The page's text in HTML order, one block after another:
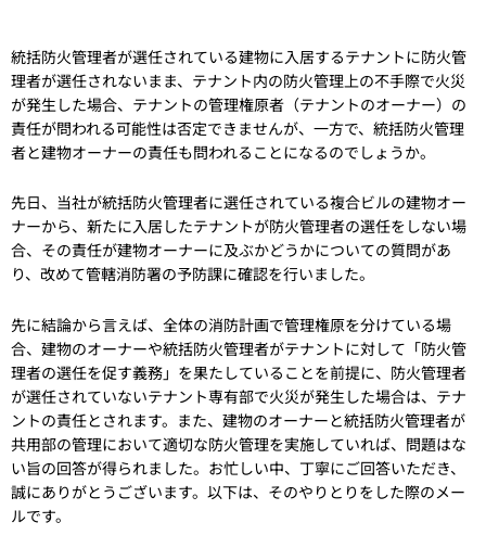
統括防火管理者が選任されている建物に入居するテナントに防火管
理者が選任されないまま、テナント内の防火管理上の不手際で火災
が発生した場合、テナントの管理権原者（テナントのオーナー）の
責任が問われる可能性は否定できませんが、一方で、統括防火管理
者と建物オーナーの責任も問われることになるのでしょうか。
先日、当社が統括防火管理者に選任されている複合ビルの建物オー
ナーから、新たに入居したテナントが防火管理者の選任をしない場
合、その責任が建物オーナーに及ぶかどうかについての質問があ
り、改めて管轄消防署の予防課に確認を行いました。
先に結論から言えば、全体の消防計画で管理権原を分けている場
合、建物のオーナーや統括防火管理者がテナントに対して「防火管
理者の選任を促す義務」を果たしていることを前提に、防火管理者
が選任されていないテナント専有部で火災が発生した場合は、テナ
ントの責任とされます。また、建物のオーナーと統括防火管理者が
共用部の管理において適切な防火管理を実施していれば、問題はな
い旨の回答が得られました。お忙しい中、丁寧にご回答いただき、
誠にありがとうございます。以下は、そのやりとりをした際のメー
ルです。